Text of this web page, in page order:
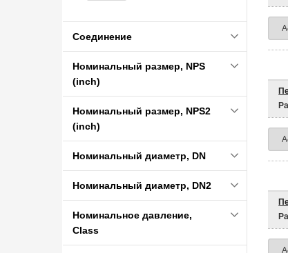
Соединение
Номинальный размер, NPS
(inch)
Номинальный размер, NPS2
(inch)
Номинальный диаметр, DN
Номинальный диаметр, DN2
Номинальное давление,
Class